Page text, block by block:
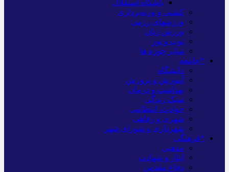
باشگاه استقلال
کشتی و وزنه‌برداری
ورزشهای رزمی
ورزش زنان
توپ و تور
سایر حوزه ها
*جامعه
دانشگاه
آموزش و پرورش
بهداشت و درمان
سبک زندگی
حوادث، انتظامی
شهری و رفاهی
شهرداری و شورای شهر
*فرهنگی
مذهبی
ایثار و شهادت
دفاع مقدس